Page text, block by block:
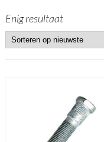
Enig resultaat